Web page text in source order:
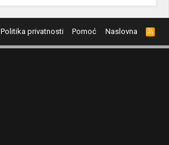
Politika privatnosti Pomoć Naslovna
R
S
S